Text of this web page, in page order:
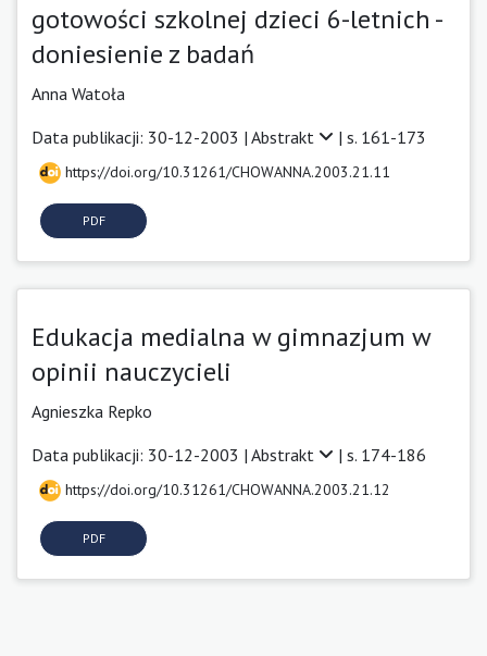
gotowości szkolnej dzieci 6-letnich -
doniesienie z badań
Anna Watoła
Data publikacji: 30-12-2003 | Abstrakt | s. 161-173
https://doi.org/10.31261/CHOWANNA.2003.21.11
PDF
Edukacja medialna w gimnazjum w
opinii nauczycieli
Agnieszka Repko
Data publikacji: 30-12-2003 | Abstrakt | s. 174-186
https://doi.org/10.31261/CHOWANNA.2003.21.12
PDF